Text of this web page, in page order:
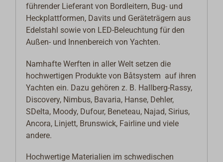
führender Lieferant von Bordleitern, Bug- und
Heckplattformen, Davits und Geräteträgern aus
Edelstahl sowie von LED-Beleuchtung für den
Außen- und Innenbereich von Yachten.
Namhafte Werften in aller Welt setzen die
hochwertigen Produkte von Båtsystem auf ihren
Yachten ein. Dazu gehören z. B. Hallberg-Rassy,
Discovery, Nimbus, Bavaria, Hanse, Dehler,
SDelta, Moody, Dufour, Beneteau, Najad, Sirius,
Ancora, Linjett, Brunswick, Fairline und viele
andere.
Hochwertige Materialien im schwedischen